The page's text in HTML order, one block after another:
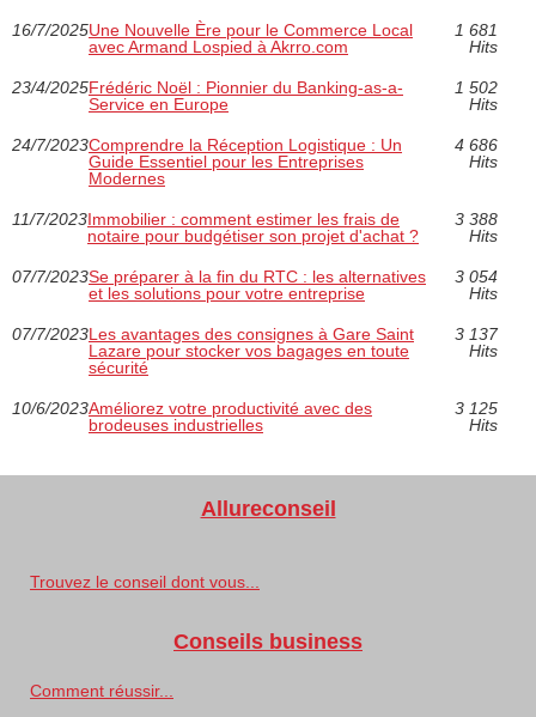
16/7/2025Une Nouvelle Ère pour le Commerce Local
avec Armand Lospied à Akrro.com
1 681
Hits
23/4/2025Frédéric Noël : Pionnier du Banking-as-a-
Service en Europe
1 502
Hits
24/7/2023Comprendre la Réception Logistique : Un
Guide Essentiel pour les Entreprises
Modernes
4 686
Hits
11/7/2023Immobilier : comment estimer les frais de
notaire pour budgétiser son projet d'achat ?
3 388
Hits
07/7/2023Se préparer à la fin du RTC : les alternatives
et les solutions pour votre entreprise
3 054
Hits
07/7/2023Les avantages des consignes à Gare Saint
Lazare pour stocker vos bagages en toute
sécurité
3 137
Hits
10/6/2023Améliorez votre productivité avec des
brodeuses industrielles
3 125
Hits
Allureconseil
Trouvez le conseil dont vous...
Conseils business
Comment réussir...